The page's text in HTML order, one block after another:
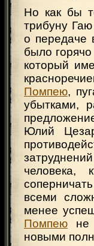
Но как бы
трибуну
о передаче
было
который
Помпею,
убытками,
Юлий
всеми
менее
Помпею не
новыми